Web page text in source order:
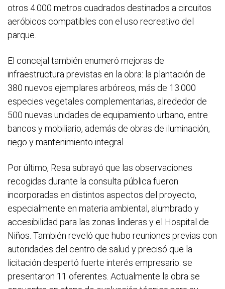
otros 4.000 metros cuadrados destinados a circuitos
aeróbicos compatibles con el uso recreativo del
parque.
El concejal también enumeró mejoras de
infraestructura previstas en la obra: la plantación de
380 nuevos ejemplares arbóreos, más de 13.000
especies vegetales complementarias, alrededor de
500 nuevas unidades de equipamiento urbano, entre
bancos y mobiliario, además de obras de iluminación,
riego y mantenimiento integral.
Por último, Resa subrayó que las observaciones
recogidas durante la consulta pública fueron
incorporadas en distintos aspectos del proyecto,
especialmente en materia ambiental, alumbrado y
accesibilidad para las zonas linderas y el Hospital de
Niños. También reveló que hubo reuniones previas con
autoridades del centro de salud y precisó que la
licitación despertó fuerte interés empresario: se
presentaron 11 oferentes. Actualmente la obra se